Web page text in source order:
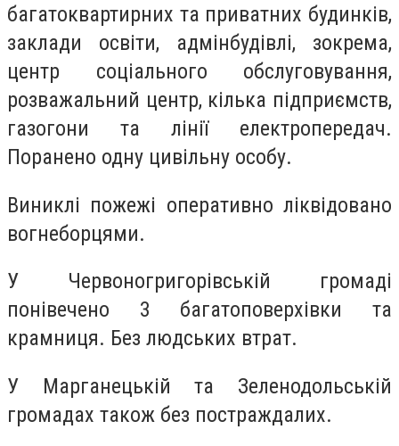
багатоквартирних та приватних будинків,
заклади освіти, адмінбудівлі, зокрема,
центр соціального обслуговування,
розважальний центр, кілька підприємств,
газогони та лінії електропередач.
Поранено одну цивільну особу.
Виниклі пожежі оперативно ліквідовано
вогнеборцями.
У Червоногригорівській громаді
понівечено 3 багатоповерхівки та
крамниця. Без людських втрат.
У Марганецькій та Зеленодольській
громадах також без постраждалих.